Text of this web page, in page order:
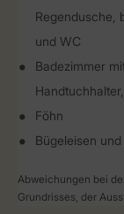
Regendusche,
und WC
Badezimmer
Föhn
Bügeleisen
Abweichungen bei
Grundrisses, der